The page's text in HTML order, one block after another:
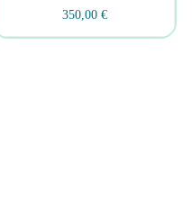
350,00 €